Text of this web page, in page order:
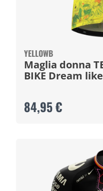
YELLOWB
Maglia donna
BIKE Dream
84,95 €